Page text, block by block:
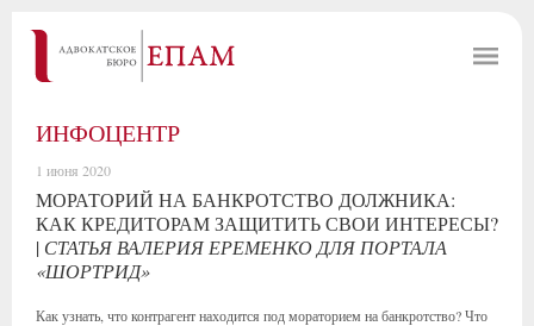
ИНФОЦЕНТР
1 июня 2020
МОРАТОРИЙ НА БАНКРОТСТВО ДОЛЖНИКА:
КАК КРЕДИТОРАМ ЗАЩИТИТЬ СВОИ ИНТЕРЕСЫ?
| СТАТЬЯ ВАЛЕРИЯ ЕРЕМЕНКО ДЛЯ ПОРТАЛА
«ШОРТРИД»
Как узнать, что контрагент находится под мораторием на банкротство? Что